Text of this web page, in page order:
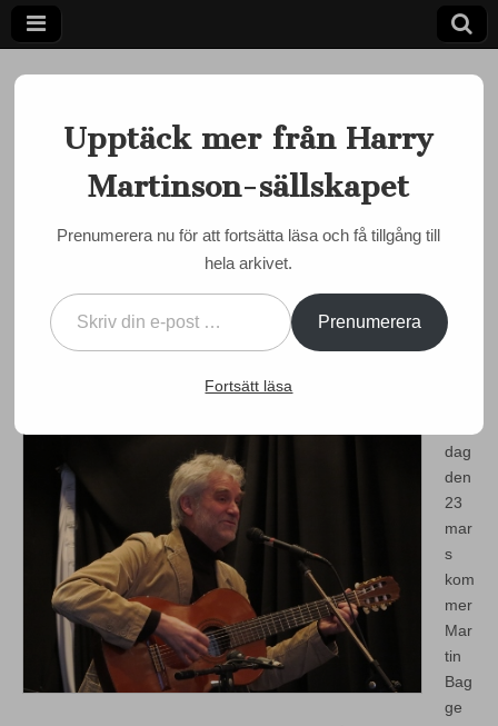
Harry
Martinson-
sällskapet
Ett författarskap som fångar daggdroppen och speglar
kosmos
23 mars i Marstrand: Evert,
Harry och havet
admin•19 mars, 2014•0 Comments
dag
den
23
mar
s
kom
mer
Mar
tin
Bag
ge
Upptäck mer från Harry
Martinson-sällskapet
Prenumerera nu för att fortsätta läsa och få tillgång till
hela arkivet.
Prenumerera
Fortsätt läsa